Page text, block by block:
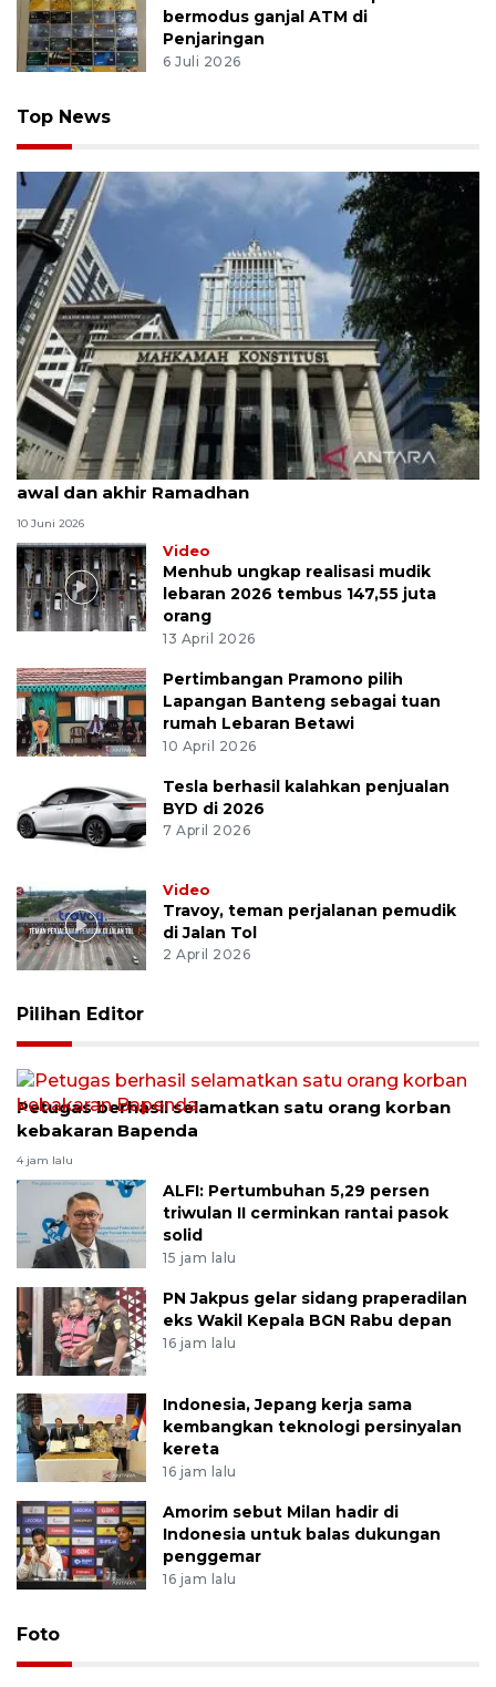
bermodus ganjal ATM di
Penjaringan
6 Juli 2026
Top News
MK uji materi UU Peradilan Agama perihal isbat
awal dan akhir Ramadhan
10 Juni 2026
Video
Menhub ungkap realisasi mudik
lebaran 2026 tembus 147,55 juta
orang
13 April 2026
Pertimbangan Pramono pilih
Lapangan Banteng sebagai tuan
rumah Lebaran Betawi
10 April 2026
Tesla berhasil kalahkan penjualan
BYD di 2026
7 April 2026
Video
Travoy, teman perjalanan pemudik
di Jalan Tol
2 April 2026
Pilihan Editor
Petugas berhasil selamatkan satu orang korban
kebakaran Bapenda
4 jam lalu
ALFI: Pertumbuhan 5,29 persen
triwulan II cerminkan rantai pasok
solid
15 jam lalu
PN Jakpus gelar sidang praperadilan
eks Wakil Kepala BGN Rabu depan
16 jam lalu
Indonesia, Jepang kerja sama
kembangkan teknologi persinyalan
kereta
16 jam lalu
Amorim sebut Milan hadir di
Indonesia untuk balas dukungan
penggemar
16 jam lalu
Foto